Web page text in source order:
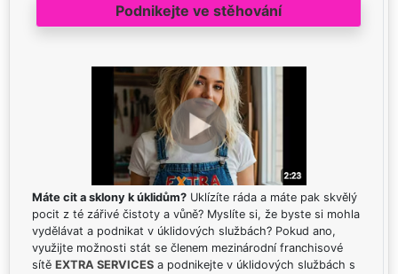
Podnikejte ve stěhování
Máte cit a sklony k úklidům? Uklízíte ráda a máte pak skvělý
pocit z té zářivé čistoty a vůně? Myslíte si, že byste si mohla
vydělávat a podnikat v úklidových službách? Pokud ano,
využijte možnosti stát se členem mezinárodní franchisové
sítě EXTRA SERVICES a podnikejte v úklidových službách s